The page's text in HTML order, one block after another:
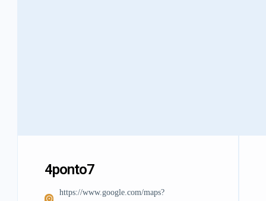
4ponto7
https://www.google.com/maps?